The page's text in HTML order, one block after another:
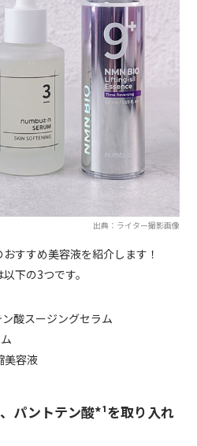
出典：ライター撮影画像
すすめ美容液を紹介します！
下の3つです。
酸スージングセラム
美容液
パントテン酸*¹を取り入れ